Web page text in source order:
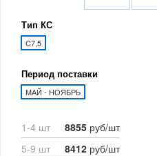
Тип КС
C7,5
Период поставки
МАЙ - НОЯБРЬ
1-4 шт 8855 руб/шт
5-9 шт
8412 руб/шт